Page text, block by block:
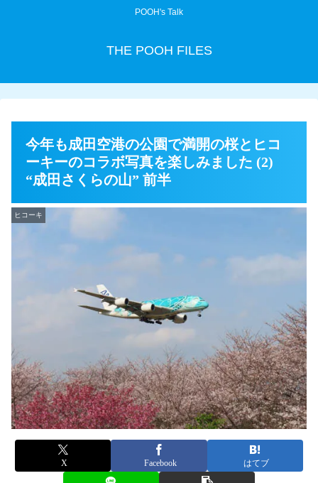
POOH's Talk
THE POOH FILES
今年も成田空港の公園で満開の桜とヒコ
ーキーのコラボ写真を楽しみました (2)
“成田さくらの山” 前半
ヒコーキ
X Facebook はてブ